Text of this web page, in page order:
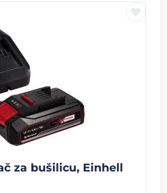
za bušilicu, Einhell